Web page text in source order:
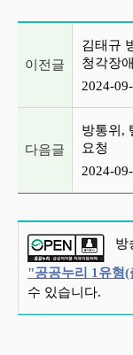
이전글
김태규
청각장
2024-
다음글
방통위,
요청
2024-
방
"공공누리 1유형
수 있습니다.